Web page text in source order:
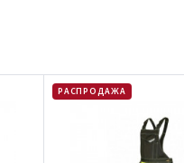
РАСПРОДАЖА